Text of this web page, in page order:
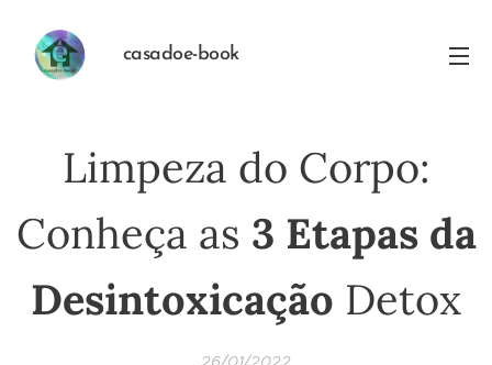
casadoe-book
Limpeza do Corpo:
Conheça as 3 Etapas da
Desintoxicação Detox